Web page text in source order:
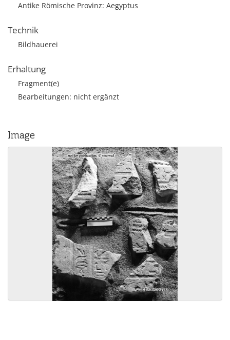
Antike Römische Provinz: Aegyptus
Technik
Bildhauerei
Erhaltung
Fragment(e)
Bearbeitungen: nicht ergänzt
Image